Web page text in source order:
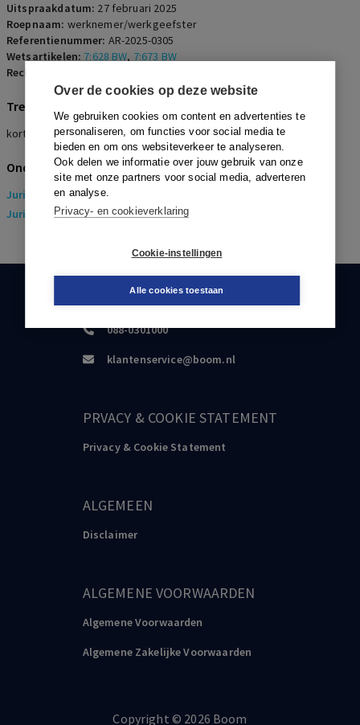
Over de cookies op deze website
We gebruiken cookies om content en advertenties te
personaliseren, om functies voor social media te
bieden en om ons websiteverkeer te analyseren.
Ook delen we informatie over jouw gebruik van onze
site met onze partners voor social media, adverteren
en analyse.
Privacy- en cookieverklaring
Cookie-instellingen
Alle cookies toestaan
Uitspraakdatum: 27 februari 2025
Roepnaam: werknemer/werkgeefster
Referentienummer: AR-2025-0305
Wetsartikelen: 7:628 BW, 7:673 BW
Rechters:
Trefwoorden
kort geding, loonvordering, transitievergoeding, verstek
Onderwerpen
Juridisch> Arbeidsrecht
Juridisch> Sociaal Zekerheidsrecht
088-0301000
klantenservice@boom.nl
PRVACY & COOKIE STATEMENT
Privacy & Cookie Statement
ALGEMEEN
Disclaimer
ALGEMENE VOORWAARDEN
Algemene Voorwaarden
Algemene Zakelijke Voorwaarden
Copyright ©️ 2026 Boom